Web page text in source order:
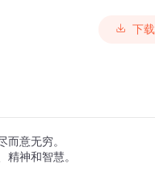
下载
意无穷。
神和智慧。